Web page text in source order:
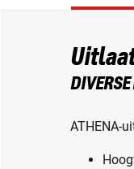
ATHENA-